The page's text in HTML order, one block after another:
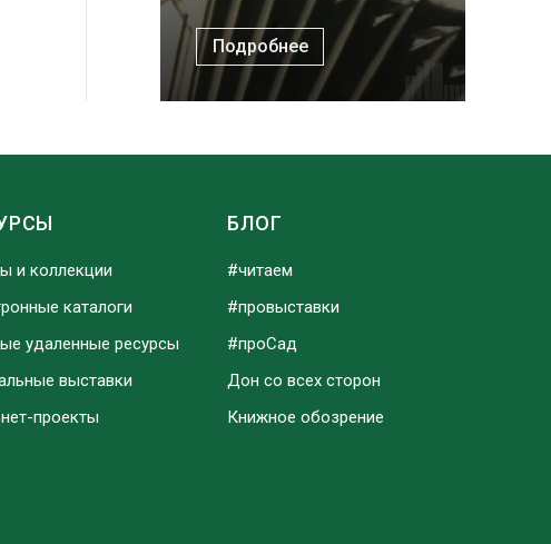
Подробнее
и коллекции
каталоги
удаленные ресурсы
выставки
проекты
БЛОГ
#читаем
#провыставки
#проСад
Дон со всех сторон
Книжное обозрение